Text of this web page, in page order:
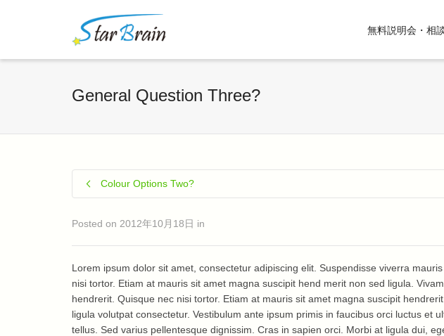
無料説明会・相
General Question Three?
Colour Options Two?
Posted on 2012年10月18日 in
Lorem ipsum dolor sit amet, consectetur adipiscing elit. Suspendisse viverra
nisi tortor. Etiam at mauris sit amet magna suscipit hend merit non sed ligula.
hendrerit. Quisque nec nisi tortor. Etiam at mauris sit amet magna suscipit
ligula volutpat consectetur. Vestibulum ante ipsum primis in faucibus orci luctus et
tellus. Sed varius pellentesque dignissim. Cras in sapien orci. Morbi at ligula dui,